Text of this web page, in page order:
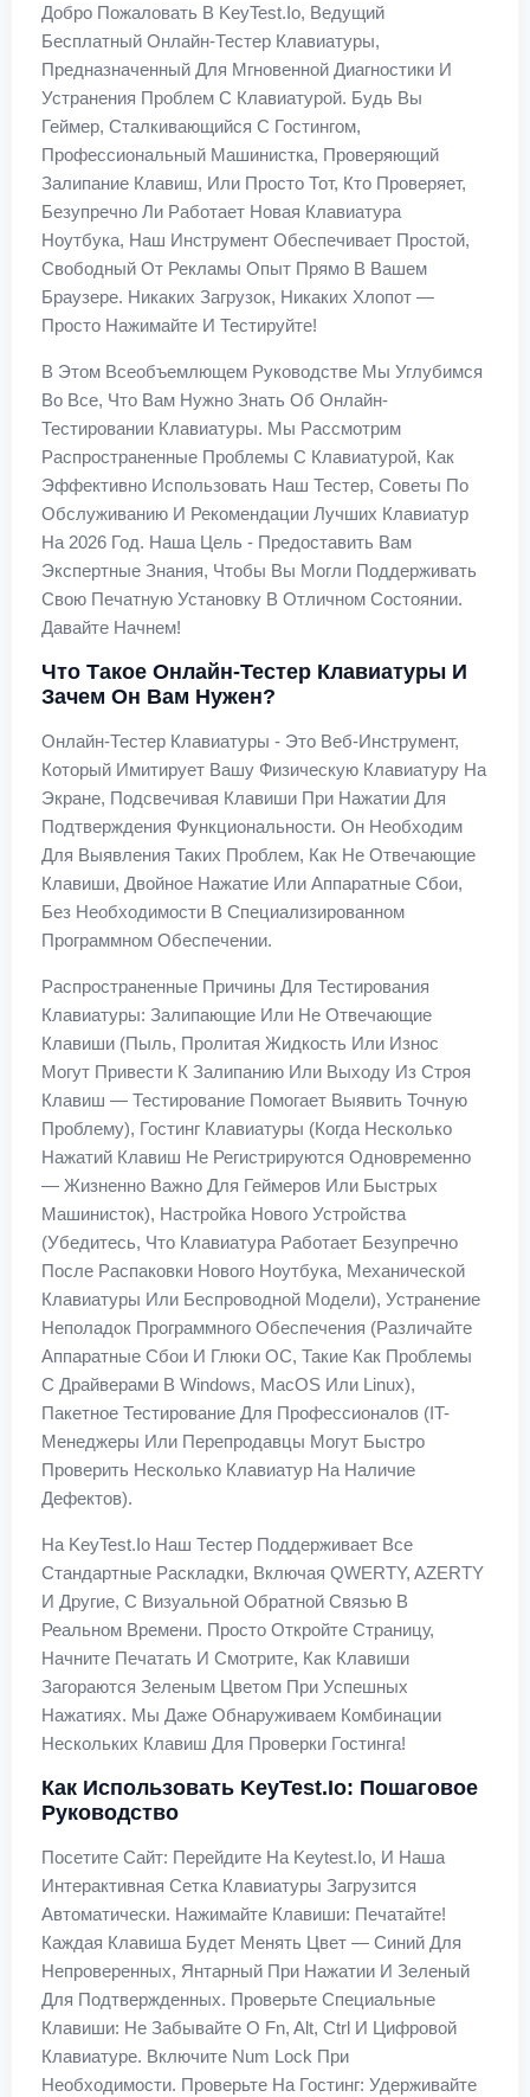
Добро Пожаловать В KeyTest.io, Ведущий
Бесплатный Онлайн-Тестер Клавиатуры,
Предназначенный Для Мгновенной Диагностики И
Устранения Проблем С Клавиатурой. Будь Вы
Геймер, Сталкивающийся С Гостингом,
Профессиональный Машинистка, Проверяющий
Залипание Клавиш, Или Просто Тот, Кто Проверяет,
Безупречно Ли Работает Новая Клавиатура
Ноутбука, Наш Инструмент Обеспечивает Простой,
Свободный От Рекламы Опыт Прямо В Вашем
Браузере. Никаких Загрузок, Никаких Хлопот —
Просто Нажимайте И Тестируйте!
В Этом Всеобъемлющем Руководстве Мы Углубимся
Во Все, Что Вам Нужно Знать Об Онлайн-
Тестировании Клавиатуры. Мы Рассмотрим
Распространенные Проблемы С Клавиатурой, Как
Эффективно Использовать Наш Тестер, Советы По
Обслуживанию И Рекомендации Лучших Клавиатур
На 2026 Год. Наша Цель - Предоставить Вам
Экспертные Знания, Чтобы Вы Могли Поддерживать
Свою Печатную Установку В Отличном Состоянии.
Давайте Начнем!
Что Такое Онлайн-Тестер Клавиатуры И
Зачем Он Вам Нужен?
Онлайн-Тестер Клавиатуры - Это Веб-Инструмент,
Который Имитирует Вашу Физическую Клавиатуру На
Экране, Подсвечивая Клавиши При Нажатии Для
Подтверждения Функциональности. Он Необходим
Для Выявления Таких Проблем, Как Не Отвечающие
Клавиши, Двойное Нажатие Или Аппаратные Сбои,
Без Необходимости В Специализированном
Программном Обеспечении.
Распространенные Причины Для Тестирования
Клавиатуры: Залипающие Или Не Отвечающие
Клавиши (пыль, Пролитая Жидкость Или Износ
Могут Привести К Залипанию Или Выходу Из Строя
Клавиш — Тестирование Помогает Выявить Точную
Проблему), Гостинг Клавиатуры (когда Несколько
Нажатий Клавиш Не Регистрируются Одновременно
— Жизненно Важно Для Геймеров Или Быстрых
Машинисток), Настройка Нового Устройства
(убедитесь, Что Клавиатура Работает Безупречно
После Распаковки Нового Ноутбука, Механической
Клавиатуры Или Беспроводной Модели), Устранение
Неполадок Программного Обеспечения (различайте
Аппаратные Сбои И Глюки ОС, Такие Как Проблемы
С Драйверами В Windows, MacOS Или Linux),
Пакетное Тестирование Для Профессионалов (IT-
Менеджеры Или Перепродавцы Могут Быстро
Проверить Несколько Клавиатур На Наличие
Дефектов).
На KeyTest.io Наш Тестер Поддерживает Все
Стандартные Раскладки, Включая QWERTY, AZERTY
И Другие, С Визуальной Обратной Связью В
Реальном Времени. Просто Откройте Страницу,
Начните Печатать И Смотрите, Как Клавиши
Загораются Зеленым Цветом При Успешных
Нажатиях. Мы Даже Обнаруживаем Комбинации
Нескольких Клавиш Для Проверки Гостинга!
Как Использовать KeyTest.io: Пошаговое
Руководство
Посетите Сайт: Перейдите На Keytest.io, И Наша
Интерактивная Сетка Клавиатуры Загрузится
Автоматически. Нажимайте Клавиши: Печатайте!
Каждая Клавиша Будет Менять Цвет — Синий Для
Непроверенных, Янтарный При Нажатии И Зеленый
Для Подтвержденных. Проверьте Специальные
Клавиши: Не Забывайте О Fn, Alt, Ctrl И Цифровой
Клавиатуре. Включите Num Lock При
Необходимости. Проверьте На Гостинг: Удерживайте